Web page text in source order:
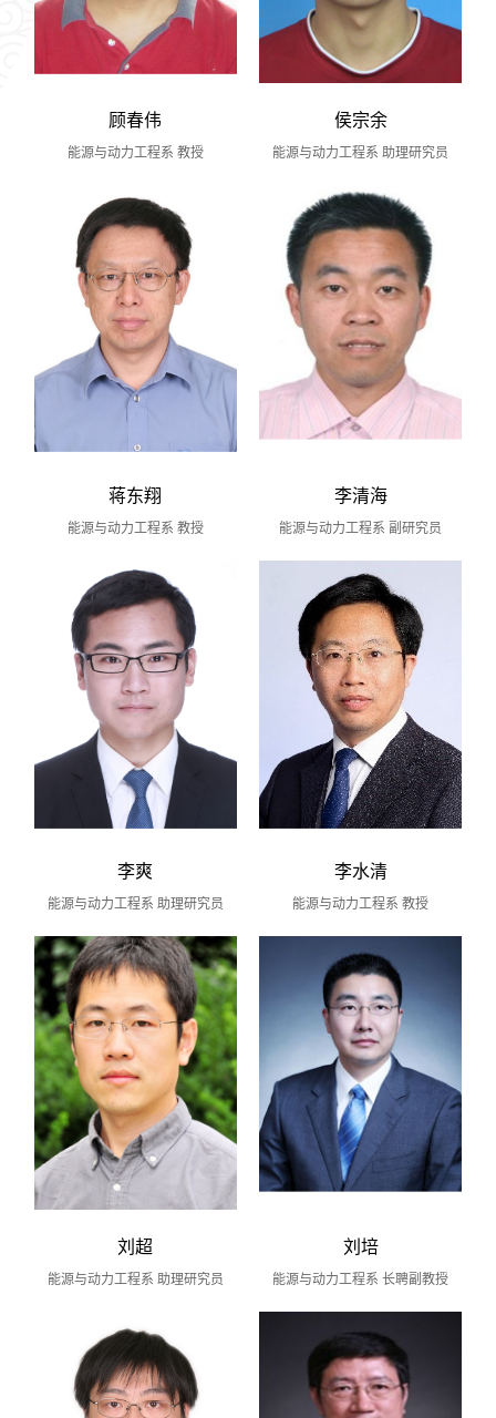
顾春伟
能源与动力工程系 教授
侯宗余
能源与动力工程系 助理研究员
蒋东翔
能源与动力工程系 教授
李清海
能源与动力工程系 副研究员
李爽
能源与动力工程系 助理研究员
李水清
能源与动力工程系 教授
刘超
能源与动力工程系 助理研究员
刘培
能源与动力工程系 长聘副教授